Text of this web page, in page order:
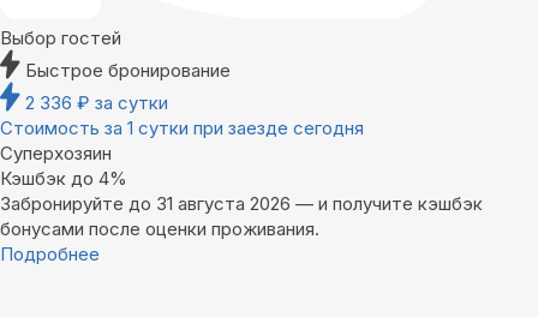
Выбор гостей
Быстрое бронирование
2 336 ₽ за сутки
Стоимость за 1 сутки при заезде сегодня
Суперхозяин
Кэшбэк до 4%
Забронируйте до 31 августа 2026 — и получите кэшбэк
бонусами после оценки проживания.
Подробнее